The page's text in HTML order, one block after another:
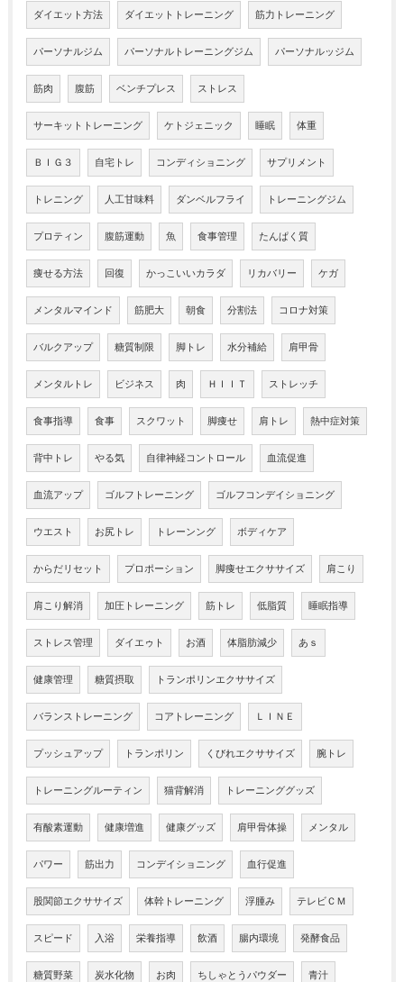
ダイエット方法 ダイエットトレーニング 筋力トレーニング
パーソナルジム パーソナルトレーニングジム パーソナルッジム
筋肉 腹筋 ベンチプレス ストレス
サーキットトレーニング ケトジェニック 睡眠 体重
ＢＩＧ３ 自宅トレ コンディショニング サプリメント
トレニング 人工甘味料 ダンベルフライ トレーニングジム
プロティン 腹筋運動 魚 食事管理 たんぱく質
痩せる方法 回復 かっこいいカラダ リカバリー ケガ
メンタルマインド 筋肥大 朝食 分割法 コロナ対策
バルクアップ 糖質制限 脚トレ 水分補給 肩甲骨
メンタルトレ ビジネス 肉 ＨＩＩＴ ストレッチ
食事指導 食事 スクワット 脚痩せ 肩トレ 熱中症対策
背中トレ やる気 自律神経コントロール 血流促進
血流アップ ゴルフトレーニング ゴルフコンデイショニング
ウエスト お尻トレ トレーンング ボディケア
からだリセット プロポーション 脚痩せエクササイズ 肩こり
肩こり解消 加圧トレーニング 筋トレ 低脂質 睡眠指導
ストレス管理 ダイエゥト お酒 体脂肪減少 あｓ
健康管理 糖質摂取 トランポリンエクササイズ
バランストレーニング コアトレーニング ＬＩＮＥ
プッシュアップ トランポリン くびれエクササイズ 腕トレ
トレーニングルーティン 猫背解消 トレーニンググッズ
有酸素運動 健康増進 健康グッズ 肩甲骨体操 メンタル
パワー 筋出力 コンデイショニング 血行促進
股関節エクササイズ 体幹トレーニング 浮腫み テレビＣＭ
スピード 入浴 栄養指導 飲酒 腸内環境 発酵食品
糖質野菜 炭水化物 お肉 ちしゃとうパウダー 青汁